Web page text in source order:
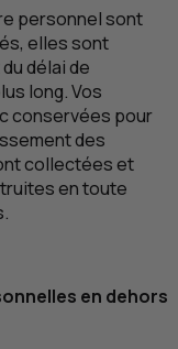
personnel sont
elles sont
délai de
long. Vos
conservées pour
des
collectées et
en toute
en dehors